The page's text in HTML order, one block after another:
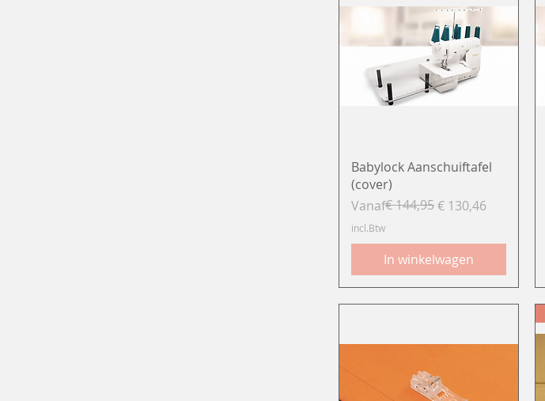
Snel overzicht
Babylock Aanschuiftafel
(cover)
Vanaf
Normale prijs
€ 144,95€ 130,46
Verkoopprijs
incl.Btw
In winkelwagen